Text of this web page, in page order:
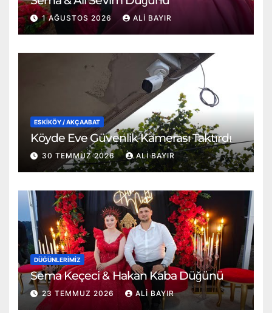
1 AĞUSTOS 2026 ALI BAYIR
ESKİKÖY / AKÇAABAT
Köyde Eve Güvenlik Kamerası Taktırdı
30 TEMMUZ 2026 ALI BAYIR
DÜĞÜNLERIMIZ
Sema Keçeci & Hakan Kaba Düğünü
23 TEMMUZ 2026 ALI BAYIR